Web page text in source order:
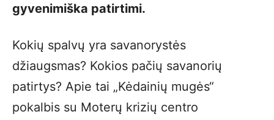
gyvenimiška patirtimi.
Kokių spalvų yra savanorystės
džiaugsmas? Kokios pačių savanorių
patirtys? Apie tai „Kėdainių mugės“
pokalbis su Moterų krizių centro